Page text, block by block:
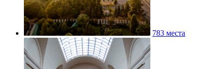
783 места